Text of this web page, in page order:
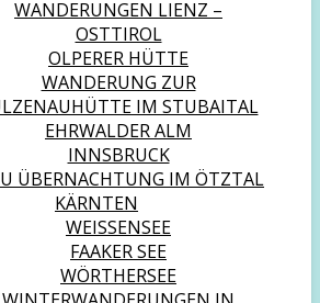
WANDERUNGEN LIENZ –
OSTTIROL
OLPERER HÜTTE
WANDERUNG ZUR
IM STUBAITAL
EHRWALDER ALM
INNSBRUCK
ÜBERNACHTUNG IM ÖTZTAL
KÄRNTEN
WEISSENSEE
FAAKER SEE
WÖRTHERSEE